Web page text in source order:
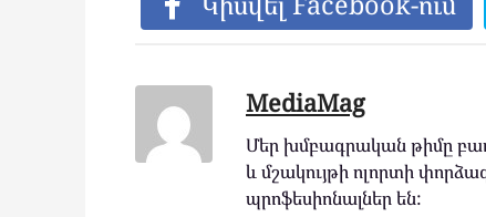
MediaMag
Մեր խմբագրական թիմը
և մշակույթի ոլորտի
պրոֆեսիոնալներ են: